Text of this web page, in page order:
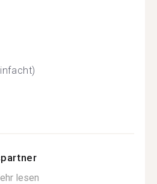
lesen